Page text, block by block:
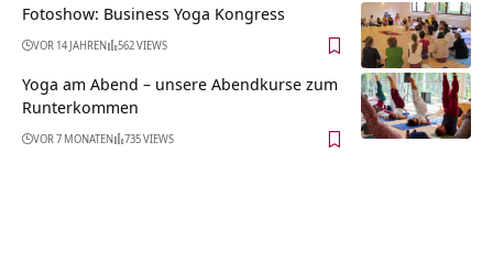
Fotoshow: Business Yoga Kongress
VOR 14 JAHREN 562 VIEWS
Yoga am Abend – unsere Abendkurse zum
Runterkommen
VOR 7 MONATEN 735 VIEWS